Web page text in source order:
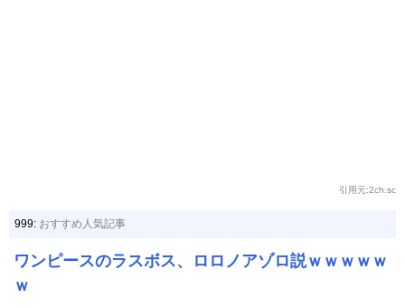
引用元:2ch.sc
999: おすすめ人気記事
ワンピースのラスボス、ロロノアゾロ説ｗｗｗｗｗ
ｗ